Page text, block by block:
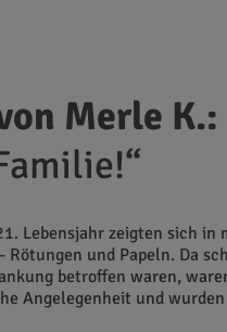
Merle K.:
Lebensjahr zeigten sich in
Rötungen und Papeln. Da
betroffen waren,
Angelegenheit und